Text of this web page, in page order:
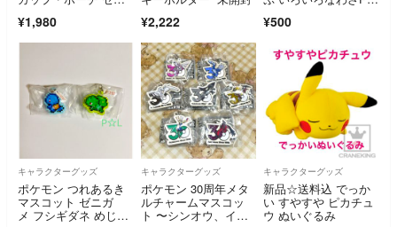
¥1,980 ¥2,222 ¥500
キャラクターグッズ
ポケモン つれあるき
マスコット ゼニガ
メ フシギダネ めじる
キャラクターグッズ
ポケモン 30周年メタ
ルチャームマスコッ
ト 〜シンオウ、イッ
キャラクターグッズ
新品☆送料込 でっか
い すやすや ピカチュ
ウ ぬいぐるみ